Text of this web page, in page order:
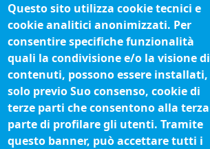
Concorsi e selezioni
Organigramma
Procedimenti (come fare per)
Siti tematici
Biblioteca camerale
Fatturazione elettronica
Questo sito utilizza cookie tecnici e
cookie analitici anonimizzati. Per
consentire specifiche funzionalità
quali la condivisione e/o la visione di
contenuti, possono essere installati,
solo previo Suo consenso, cookie di
terze parti che consentono alla terza
parte di profilare gli utenti. Tramite
questo banner, può accettare tutti i